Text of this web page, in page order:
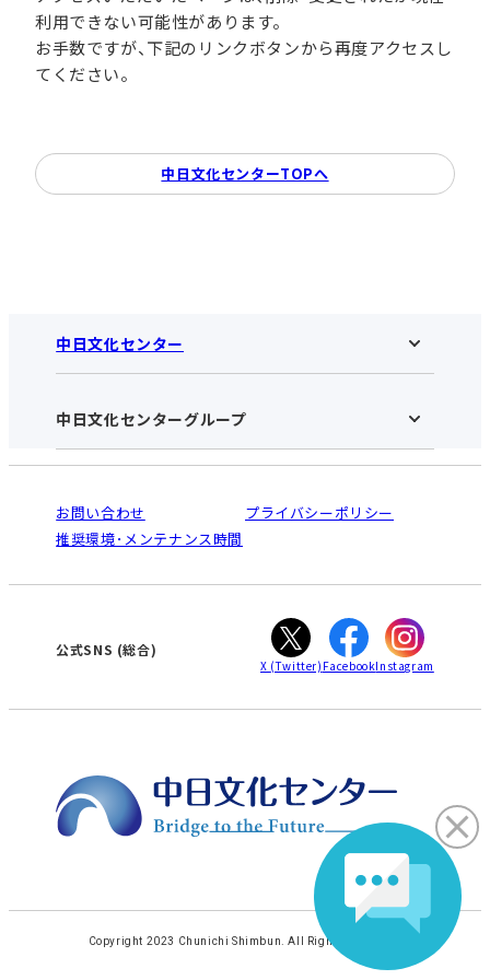
利用できない可能性があります。
お手数ですが、下記のリンクボタンから再度アクセスし
てください。
中日文化センターTOPへ
中日文化センター
中日文化センターHOME
アクセス･営業時間
法人割引について
ご利用ガイド
オンライン講座受講の手順
中日文化センターグループ
南大高
犬山
高蔵寺
大垣
津
お問い合わせ
プライバシーポリシー
推奨環境･メンテナンス時間
公式SNS (総合)
X (Twitter) FacebookInstagram
Copyright 2023 Chunichi Shimbun. All Rights Reserved.